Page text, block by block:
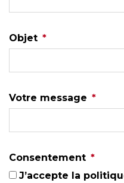
Objet *
Votre message *
Consentement *
J’accepte la